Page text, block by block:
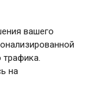
вашего
трафика.
на
приняла